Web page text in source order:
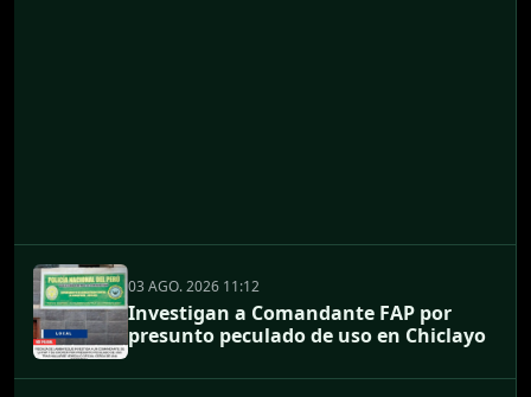
03 AGO. 2026 11:12
Investigan a Comandante FAP por
presunto peculado de uso en Chiclayo